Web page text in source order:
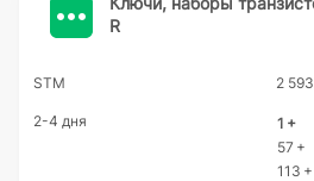
R
STM 2
2-4 дня 1 +
57 +
113 +